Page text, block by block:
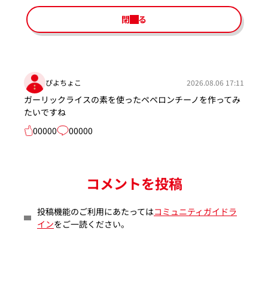
閉じる
ぴよちょこ 2026.08.06 17:11
ガーリックライスの素を使ったペペロンチーノを作ってみ
たいですね
00000
00000
コメントを投稿
投稿機能のご利用にあたってはコミュニティガイドラ
インをご一読ください。